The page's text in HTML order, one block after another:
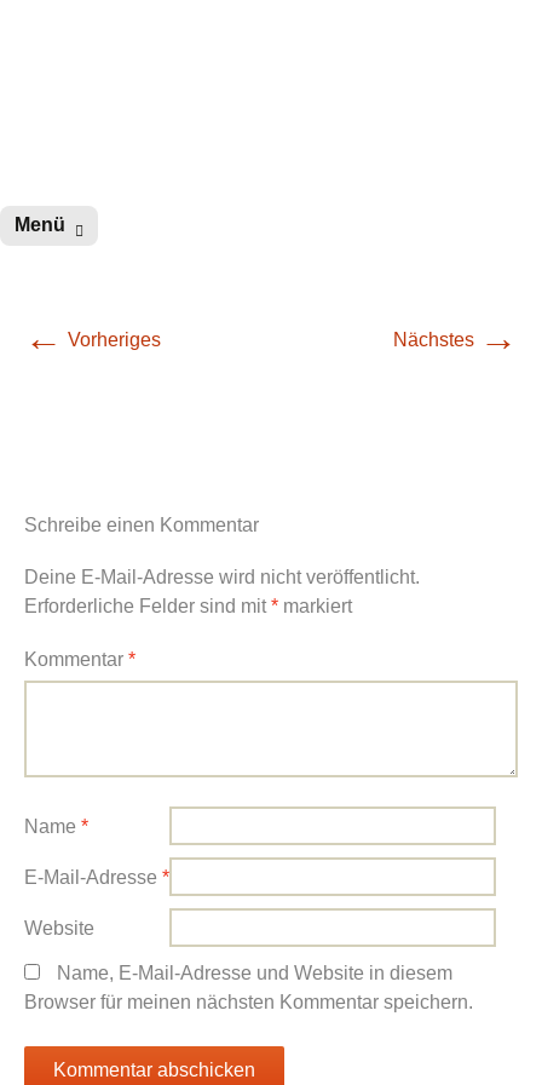
Menü
← Vorheriges Nächstes →
Schreibe einen Kommentar
Deine E-Mail-Adresse wird nicht veröffentlicht.
Erforderliche Felder sind mit* markiert
Kommentar *
Name *
E-Mail-Adresse *
Website
Name, E-Mail-Adresse und Website in diesem
Browser für meinen nächsten Kommentar speichern.